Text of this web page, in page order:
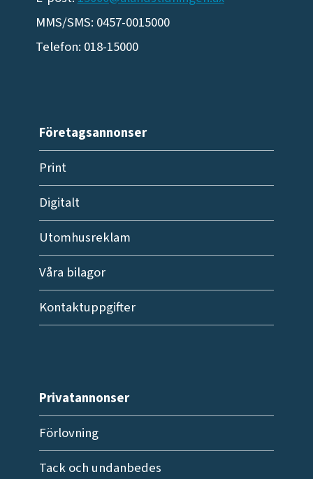
MMS/SMS: 0457-0015000
Telefon: 018-15000
Företagsannonser
Print
Digitalt
Utomhusreklam
Våra bilagor
Kontaktuppgifter
Privatannonser
Förlovning
Tack och undanbedes